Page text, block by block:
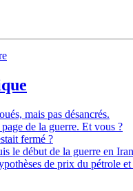
mais pas désancrés.
de la guerre. Et vous ?
fermé ?
le début de la guerre en
de prix du pétrole